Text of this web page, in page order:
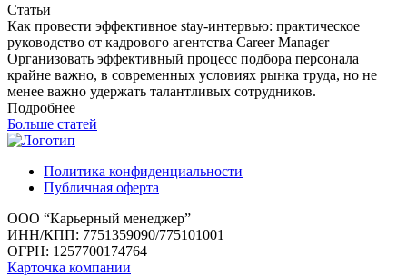
Статьи
Как провести эффективное stay-интервью: практическое
руководство от кадрового агентства Career Manager
Организовать эффективный процесс подбора персонала
крайне важно, в современных условиях рынка труда, но не
менее важно удержать талантливых сотрудников.
Подробнее
Больше статей
Политика конфиденциальности
Публичная оферта
ООО “Карьерный менеджер”
ИНН/КПП: 7751359090/775101001
ОГРН: 1257700174764
Карточка компании